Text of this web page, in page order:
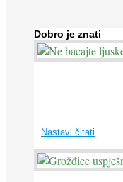
Dobro je znati
Nastavi čitati